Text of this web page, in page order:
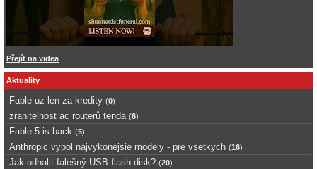
Přejít na videa
Aktuality
Fable uz len za kredity (0)
zranitelnost ac routerů tenda (6)
Fable 5 is back (5)
Anthropic vypol najvykonejsie modely - pre vsetkych (16)
Jak odhalit falešný USB flash disk? (20)